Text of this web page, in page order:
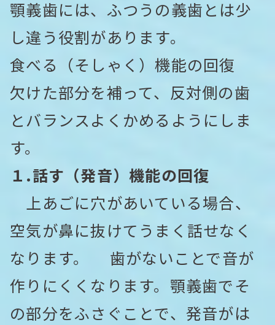
顎義歯には、ふつうの義歯とは少
し違う役割があります。
食べる（そしゃく）機能の回復
欠けた部分を補って、反対側の歯
とバランスよくかめるようにしま
す。
１.話す（発音）機能の回復
上あごに穴があいている場合、
空気が鼻に抜けてうまく話せなく
なります。 歯がないことで音が
作りにくくなります。顎義歯でそ
の部分をふさぐことで、発音がは